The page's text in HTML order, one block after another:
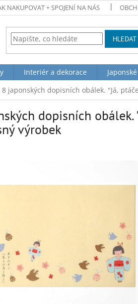
NAKUPOVAT + SPOJENÍ NA NÁS
HLEDAT
Interiér a dekorace
8 japonských dopisních obálek. "Já,
dopisních obálek.
výrobek